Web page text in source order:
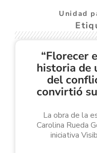
Unidad
“Florecer
historia de
del
convirtió
La obra de la
Carolina Rueda
iniciativa